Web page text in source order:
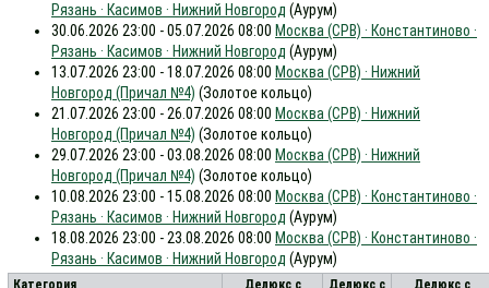
Рязань · Касимов · Нижний Новгород (Аурум)
30.06.2026 23:00 - 05.07.2026 08:00 Москва (СРВ) · Константиново ·
Рязань · Касимов · Нижний Новгород (Аурум)
13.07.2026 23:00 - 18.07.2026 08:00 Москва (СРВ) · Нижний
Новгород (Причал №4) (Золотое кольцо)
21.07.2026 23:00 - 26.07.2026 08:00 Москва (СРВ) · Нижний
Новгород (Причал №4) (Золотое кольцо)
29.07.2026 23:00 - 03.08.2026 08:00 Москва (СРВ) · Нижний
Новгород (Причал №4) (Золотое кольцо)
10.08.2026 23:00 - 15.08.2026 08:00 Москва (СРВ) · Константиново ·
Рязань · Касимов · Нижний Новгород (Аурум)
18.08.2026 23:00 - 23.08.2026 08:00 Москва (СРВ) · Константиново ·
Рязань · Касимов · Нижний Новгород (Аурум)
Категория Делюкс с Делюкс с Делюкс с